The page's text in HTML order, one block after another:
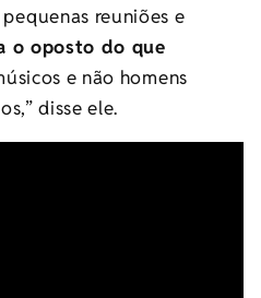
reuniões e
o oposto do que
e não homens
disse ele.